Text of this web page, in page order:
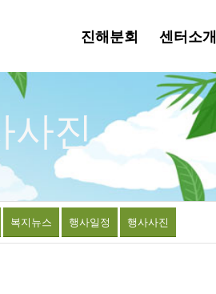
진해분회 센터소개
사진
복지뉴스 행사일정 행사사진